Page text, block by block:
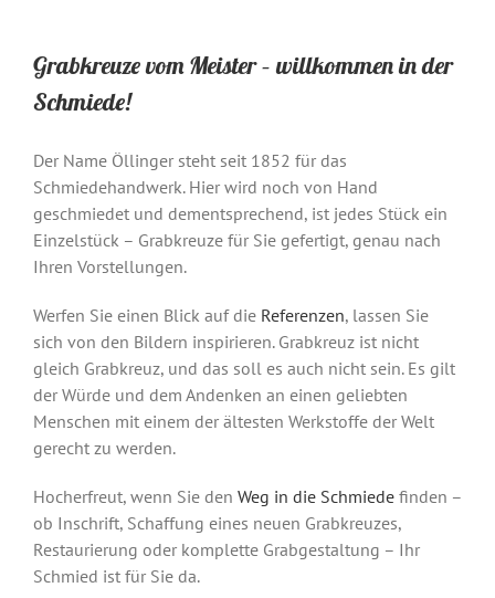
Grabkreuze vom Meister – willkommen in der
Schmiede!
Der Name Öllinger steht seit 1852 für das
Schmiedehandwerk. Hier wird noch von Hand
geschmiedet und dementsprechend, ist jedes Stück ein
Einzelstück – Grabkreuze für Sie gefertigt, genau nach
Ihren Vorstellungen.
Werfen Sie einen Blick auf die Referenzen, lassen Sie
sich von den Bildern inspirieren. Grabkreuz ist nicht
gleich Grabkreuz, und das soll es auch nicht sein. Es gilt
der Würde und dem Andenken an einen geliebten
Menschen mit einem der ältesten Werkstoffe der Welt
gerecht zu werden.
Hocherfreut, wenn Sie den Weg in die Schmiede finden –
ob Inschrift, Schaffung eines neuen Grabkreuzes,
Restaurierung oder komplette Grabgestaltung – Ihr
Schmied ist für Sie da.